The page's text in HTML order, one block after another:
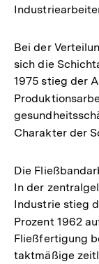
Bei der
sich die
1975 stieg der
Charakter der
Die
In der
Industrie stieg
Prozent 1962
Fließfertigung
taktmäßige